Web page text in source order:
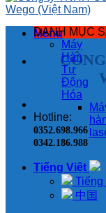
Menu
Hotline:
0352.698.966
0342.186.988
Tiếng Việt
Tiếng
中国
DANH MỤC
Máy
Hàn
Tự
Động
Hóa